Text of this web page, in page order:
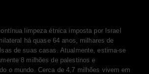
limpeza étnica imposta por Israel
há quase 64 anos, milhares de
de suas casas. Atualmente, estima-se
8 milhões de palestinos e
o mundo. Cerca de 4,7 milhões vivem em